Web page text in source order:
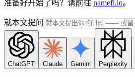
准备好开始了吗？请前往 namefi.io。
就本文提问
ChatGPT Claude Gemini Perplexity